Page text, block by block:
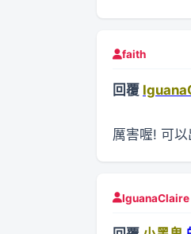
faith
回覆
厲害喔! 可
IguanaClaire